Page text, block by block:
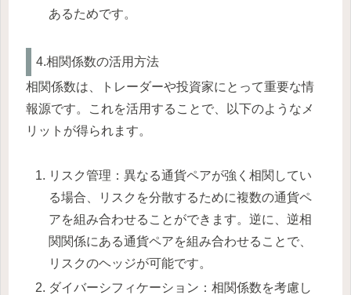
あるためです。
4.相関係数の活用方法
相関係数は、トレーダーや投資家にとって重要な情
報源です。これを活用することで、以下のようなメ
リットが得られます。
リスク管理：異なる通貨ペアが強く相関してい
る場合、リスクを分散するために複数の通貨ペ
アを組み合わせることができます。逆に、逆相
関関係にある通貨ペアを組み合わせることで、
リスクのヘッジが可能です。
ダイバーシフィケーション：相関係数を考慮し